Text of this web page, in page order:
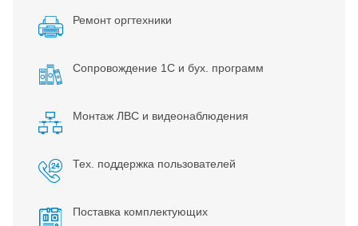
Ремонт оргтехники
Сопровождение 1С и бух. программ
Монтаж ЛВС и видеонаблюдения
Тех. поддержка пользователей
Поставка комплектующих